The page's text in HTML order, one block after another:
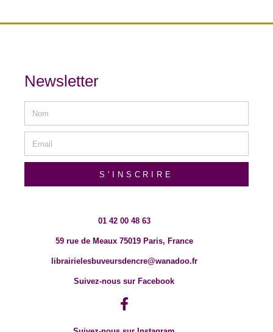
Newsletter
S'INSCRIRE
01 42 00 48 63
59 rue de Meaux 75019 Paris, France
librairielesbuveursdencre@wanadoo.fr
Suivez-nous sur Facebook